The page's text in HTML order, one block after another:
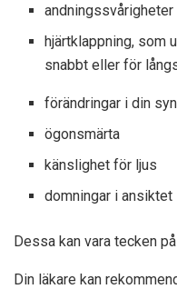
andningssvårigheter
hjärtklappning, som
snabbt eller för
förändringar i din
ögonsmärta
känslighet för ljus
domningar i ansiktet
Dessa kan vara tecken
Din läkare kan